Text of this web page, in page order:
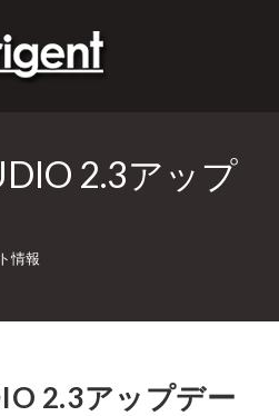
2.3アップ
情報
2.3アップデー